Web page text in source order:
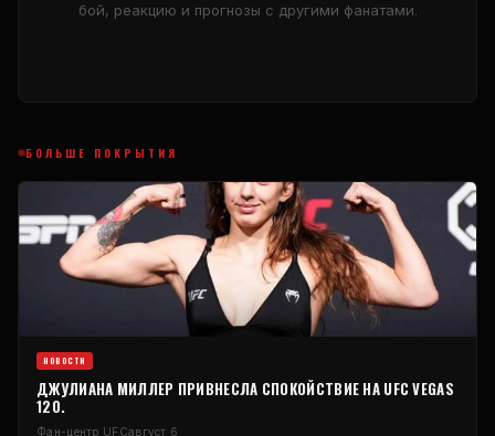
бой, реакцию и прогнозы с другими фанатами.
БОЛЬШЕ ПОКРЫТИЯ
НОВОСТИ
ДЖУЛИАНА МИЛЛЕР ПРИВНЕСЛА СПОКОЙСТВИЕ НА UFC VEGAS
120.
Фан-центр UFCавгуст 6